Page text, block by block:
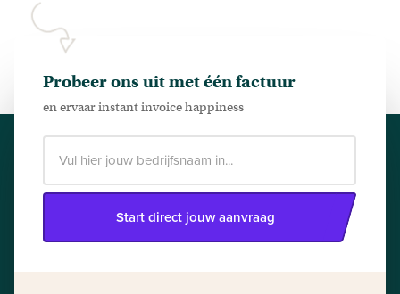
Probeer ons uit met één factuur
en ervaar instant invoice happiness
Start direct jouw aanvraag